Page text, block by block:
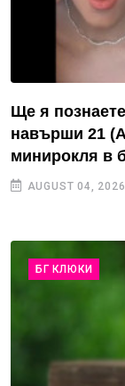
Ще я
навърши 21
минирокля в
AUGUST 04, 2026
БГ КЛЮКИ